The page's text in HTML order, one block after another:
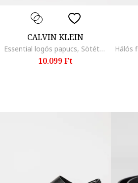
CALVIN KLEIN
Essential logós papucs, Sötétszürke
10.099 Ft